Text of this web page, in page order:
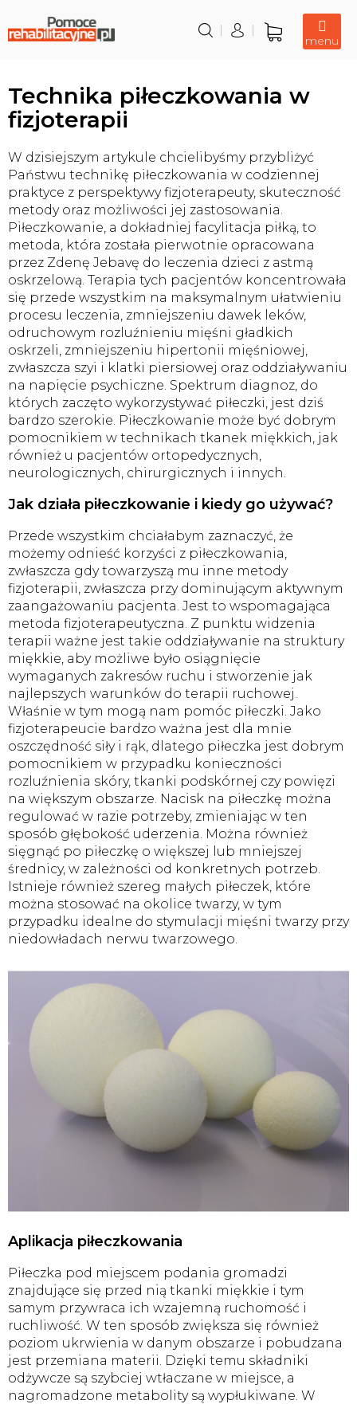
treści
Koszyk
Technika piłeczkowania w
fizjoterapii
W dzisiejszym artykule chcielibyśmy przybliżyć
Państwu technikę piłeczkowania w codziennej
praktyce z perspektywy fizjoterapeuty, skuteczność
metody oraz możliwości jej zastosowania.
Piłeczkowanie, a dokładniej facylitacja piłką, to
metoda, która została pierwotnie opracowana
przez Zdenę Jebavę do leczenia dzieci z astmą
oskrzelową. Terapia tych pacjentów koncentrowała
się przede wszystkim na maksymalnym ułatwieniu
procesu leczenia, zmniejszeniu dawek leków,
odruchowym rozluźnieniu mięśni gładkich
oskrzeli, zmniejszeniu hipertonii mięśniowej,
zwłaszcza szyi i klatki piersiowej oraz oddziaływaniu
na napięcie psychiczne. Spektrum diagnoz, do
których zaczęto wykorzystywać piłeczki, jest dziś
bardzo szerokie. Piłeczkowanie może być dobrym
pomocnikiem w technikach tkanek miękkich, jak
również u pacjentów ortopedycznych,
neurologicznych, chirurgicznych i innych.
Jak działa piłeczkowanie i kiedy go używać?
Przede wszystkim chciałabym zaznaczyć, że
możemy odnieść korzyści z piłeczkowania,
zwłaszcza gdy towarzyszą mu inne metody
fizjoterapii, zwłaszcza przy dominującym aktywnym
zaangażowaniu pacjenta. Jest to wspomagająca
metoda fizjoterapeutyczna. Z punktu widzenia
terapii ważne jest takie oddziaływanie na struktury
miękkie, aby możliwe było osiągnięcie
wymaganych zakresów ruchu i stworzenie jak
najlepszych warunków do terapii ruchowej.
Właśnie w tym mogą nam pomóc piłeczki. Jako
fizjoterapeucie bardzo ważna jest dla mnie
oszczędność siły i rąk, dlatego piłeczka jest dobrym
pomocnikiem w przypadku konieczności
rozluźnienia skóry, tkanki podskórnej czy powięzi
na większym obszarze. Nacisk na piłeczkę można
regulować w razie potrzeby, zmieniając w ten
sposób głębokość uderzenia. Można również
sięgnąć po piłeczkę o większej lub mniejszej
średnicy, w zależności od konkretnych potrzeb.
Istnieje również szereg małych piłeczek, które
można stosować na okolice twarzy, w tym
przypadku idealne do stymulacji mięśni twarzy przy
niedowładach nerwu twarzowego.
Aplikacja piłeczkowania
Piłeczka pod miejscem podania gromadzi
znajdujące się przed nią tkanki miękkie i tym
samym przywraca ich wzajemną ruchomość i
ruchliwość. W ten sposób zwiększa się również
poziom ukrwienia w danym obszarze i pobudzana
jest przemiana materii. Dzięki temu składniki
odżywcze są szybciej wtłaczane w miejsce, a
nagromadzone metabolity są wypłukiwane. W